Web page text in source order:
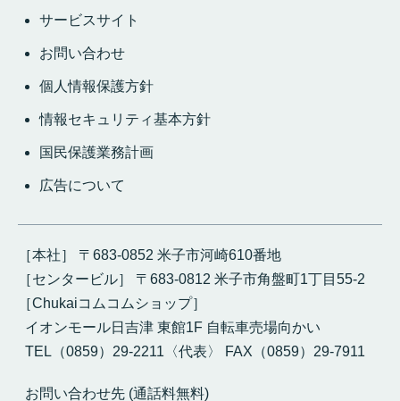
サービスサイト
お問い合わせ
個人情報保護方針
情報セキュリティ基本方針
国民保護業務計画
広告について
［本社］ 〒683-0852 米子市河崎610番地
［センタービル］ 〒683-0812 米子市角盤町1丁目55-2
［Chukaiコムコムショップ］
イオンモール日吉津 東館1F 自転車売場向かい
TEL（0859）29-2211〈代表〉 FAX（0859）29-7911
お問い合わせ先 (通話料無料)